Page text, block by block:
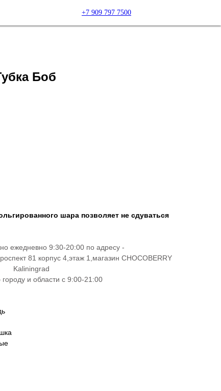
+7 909 797 7500
Боб
шара позволяет не сдуваться
ежедневно 9:30-20:00 по адресу -
81 корпус 4,этаж 1,магазин CHOCOBERRY
Kaliningrad
городу и области с 9:00-21:00